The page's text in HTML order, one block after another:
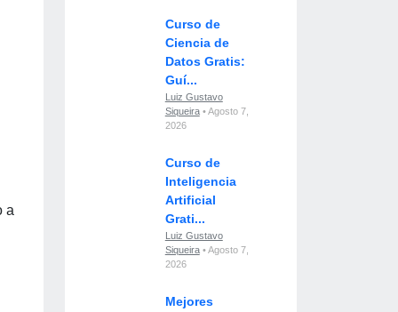
a
Curso de
Ciencia de
Datos Gratis:
Guí...
Luiz Gustavo
Siqueira• Agosto 7,
2026
Curso de
Inteligencia
Artificial
Grati...
Luiz Gustavo
Siqueira• Agosto 7,
2026
Mejores